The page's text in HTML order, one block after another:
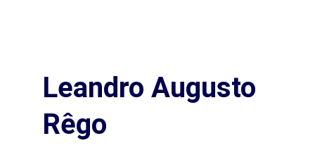
Leandro Augusto
Rêgo